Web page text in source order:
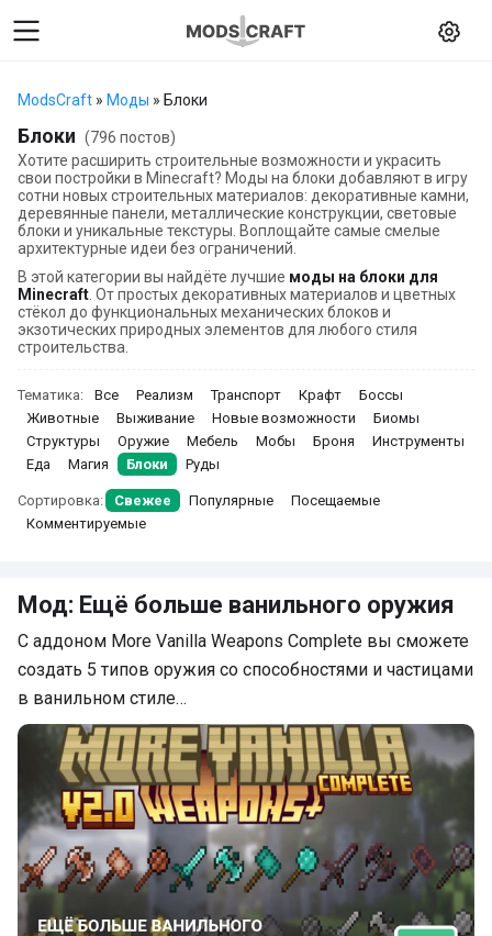
ModsCraft » Моды » Блоки
Блоки (796 постов)
Хотите расширить строительные возможности и украсить
свои постройки в Minecraft? Моды на блоки добавляют в игру
сотни новых строительных материалов: декоративные камни,
деревянные панели, металлические конструкции, световые
блоки и уникальные текстуры. Воплощайте самые смелые
архитектурные идеи без ограничений.
В этой категории вы найдёте лучшие моды на блоки для
Minecraft . От простых декоративных материалов и цветных
стёкол до функциональных механических блоков и
экзотических природных элементов для любого стиля
строительства.
Тематика: Все Реализм Транспорт Крафт
Боссы
Животные
Выживание Новые возможности
Биомы
Структуры
Оружие Мебель Мобы Броня
Инструменты
Еда
Магия Блоки Руды
Сортировка: Свежее Популярные
Посещаемые
Комментируемые
Мод: Ещё больше ванильного оружия
С аддоном More Vanilla Weapons Complete вы сможете
создать 5 типов оружия со способностями и частицами
в ванильном стиле…